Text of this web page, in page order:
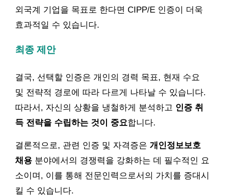
외국계 기업을 목표로 한다면 CIPP/E 인증이 더욱
효과적일 수 있습니다.
최종 제안
결국, 선택할 인증은 개인의 경력 목표, 현재 수요
및 전략적 경로에 따라 다르게 나타날 수 있습니다.
따라서, 자신의 상황을 냉철하게 분석하고 인증 취
득 전략을 수립하는 것이 중요합니다.
결론적으로, 관련 인증 및 자격증은 개인정보보호
채용 분야에서의 경쟁력을 강화하는 데 필수적인 요
소이며, 이를 통해 전문인력으로서의 가치를 증대시
킬 수 있습니다.